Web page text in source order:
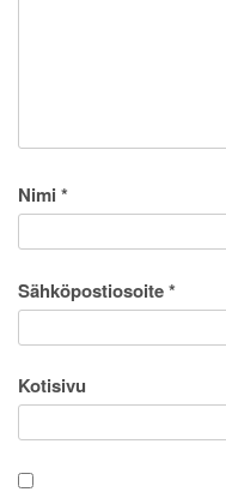
Nimi *
Sähköpostiosoite*
Kotisivu